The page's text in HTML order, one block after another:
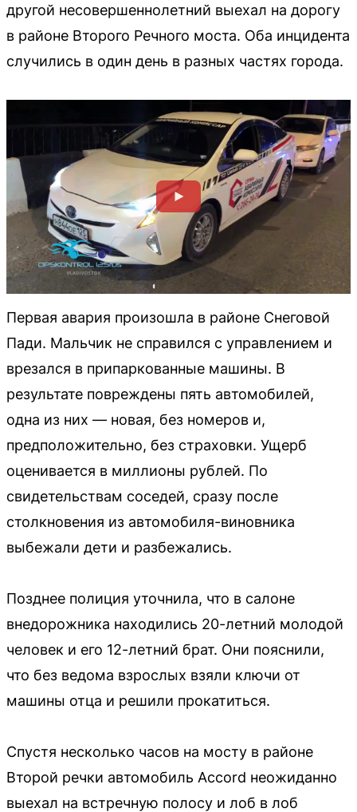
другой несовершеннолетний выехал на дорогу
в районе Второго Речного моста. Оба инцидента
случились в один день в разных частях города.
Первая авария произошла в районе Снеговой
Пади. Мальчик не справился с управлением и
врезался в припаркованные машины. В
результате повреждены пять автомобилей,
одна из них — новая, без номеров и,
предположительно, без страховки. Ущерб
оценивается в миллионы рублей. По
свидетельствам соседей, сразу после
столкновения из автомобиля-виновника
выбежали дети и разбежались.
Позднее полиция уточнила, что в салоне
внедорожника находились 20-летний молодой
человек и его 12-летний брат. Они пояснили,
что без ведома взрослых взяли ключи от
машины отца и решили прокатиться.
Спустя несколько часов на мосту в районе
Второй речки автомобиль Accord неожиданно
выехал на встречную полосу и лоб в лоб